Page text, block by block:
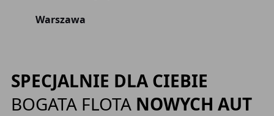
Warszawa
SPECJALNIE DLA CIEBIE
BOGATA FLOTA NOWYCH AUT